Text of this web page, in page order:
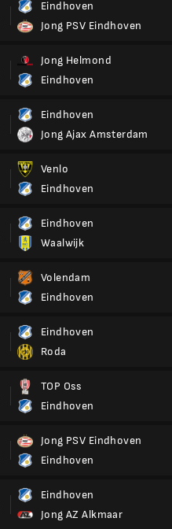
Eindhoven
Jong PSV Eindhoven
Jong Helmond
Eindhoven
Eindhoven
Jong Ajax Amsterdam
Venlo
Eindhoven
Eindhoven
Waalwijk
Volendam
Eindhoven
Eindhoven
Roda
TOP Oss
Eindhoven
Jong PSV Eindhoven
Eindhoven
Eindhoven
Jong AZ Alkmaar